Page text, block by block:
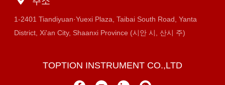
1-2401 Tiandiyuan·Yuexi Plaza, Taibai South Road, Yanta
District, Xi'an City, Shaanxi Province (시안 시, 산시 주)
TOPTION INSTRUMENT CO.,LTD